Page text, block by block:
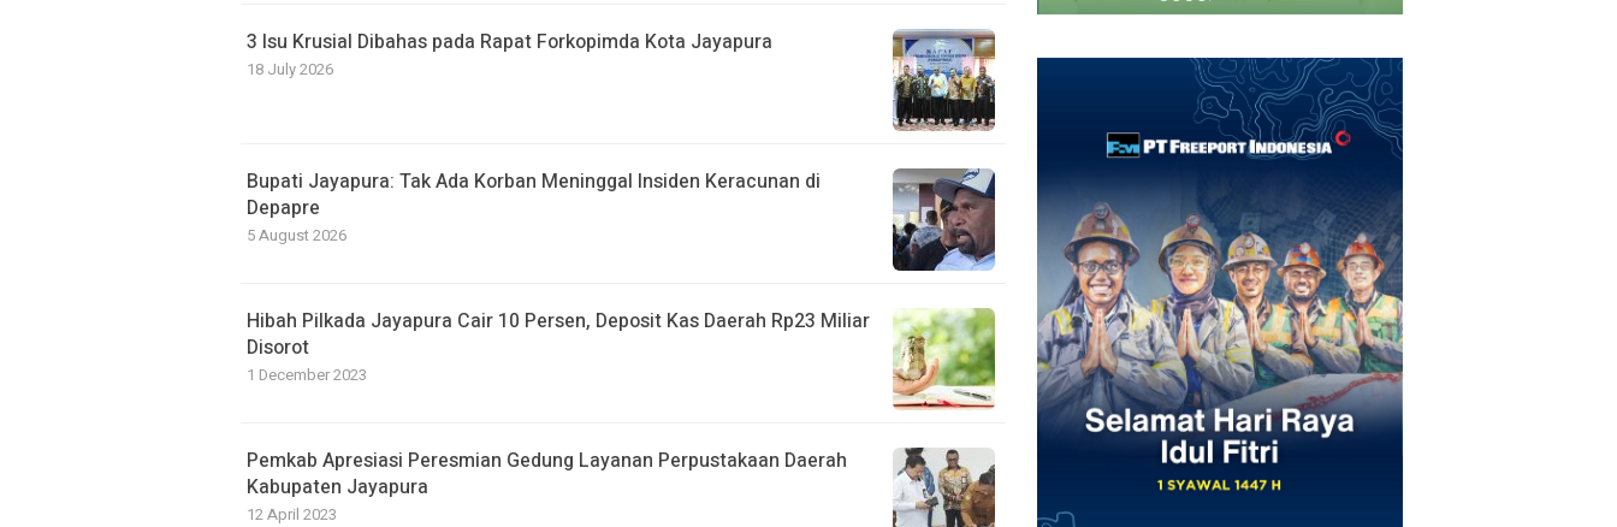
3 Isu Krusial Dibahas pada Rapat Forkopimda Kota Jayapura
18 July 2026
Bupati Jayapura: Tak Ada Korban Meninggal Insiden Keracunan di
Depapre
5 August 2026
Hibah Pilkada Jayapura Cair 10 Persen, Deposit Kas Daerah Rp23 Miliar
Disorot
1 December 2023
Pemkab Apresiasi Peresmian Gedung Layanan Perpustakaan Daerah
Kabupaten Jayapura
12 April 2023